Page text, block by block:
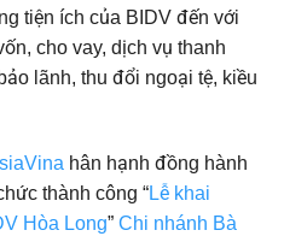
tiện ích của BIDV đến với
cho vay, dịch vụ thanh
lãnh, thu đổi ngoại tệ, kiều
hân hạnh đồng hành
thành công “Lễ khai
Hòa Long” Chi nhánh Bà